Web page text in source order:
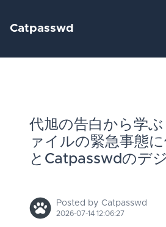
Catpasswd
代旭の告白から学ぶ
ァイルの緊急事態
とCatpasswdのデ
Posted by Catpasswd
2026-07-14 12:06:27